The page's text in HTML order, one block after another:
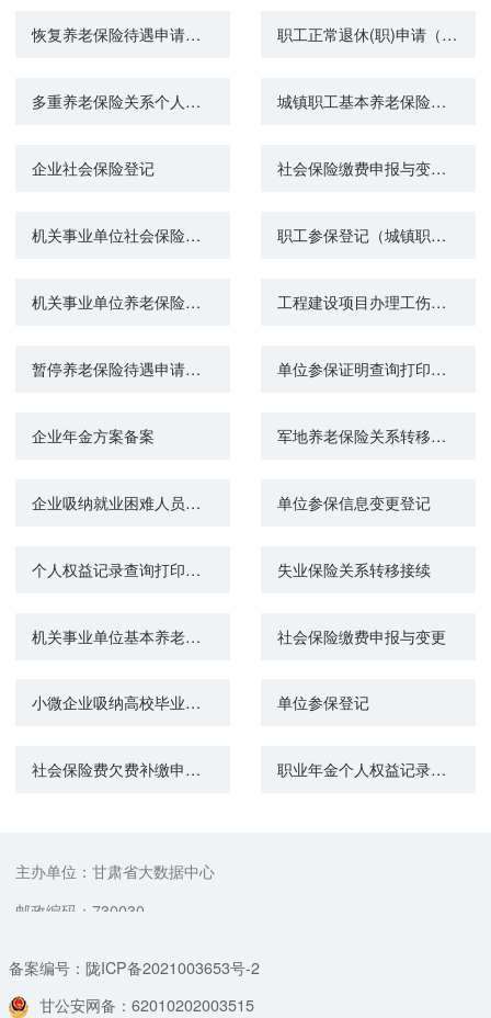
恢复养老保险待遇申请（机关事业单位养老保险） 职工正常退休(职)申请（机关事业单位养老保险）
多重养老保险关系个人账户退费（城镇企业职工基本养老保险） 城镇职工基本养老保险与城乡居民基本养老保险制度衔接申请
企业社会保险登记 社会保险缴费申报与变更（机关事业单位养老保险）
机关事业单位社会保险登记 职工参保登记（城镇职工基本养老保险）
机关事业单位养老保险关系转移接续申请 工程建设项目办理工伤保险参保登记
暂停养老保险待遇申请（机关事业单位养老保险） 单位参保证明查询打印（ 机关事业单位养老保险 ）
企业年金方案备案 军地养老保险关系转移接续申请（机关事业单位养老保险）
企业吸纳就业困难人员社会保险补贴 单位参保信息变更登记
个人权益记录查询打印（机关事业单位养老保险） 失业保险关系转移接续
机关事业单位基本养老保险与城镇企业职工基本养老保险互转申请 社会保险缴费申报与变更
小微企业吸纳高校毕业生社会保险补贴申领 单位参保登记
社会保险费欠费补缴申报（城镇企业职工基本养老保险） 职业年金个人权益记录单查询打印
主办单位：甘肃省大数据中心
邮政编码：730030
备案编号：陇ICP备2021003653号-2
甘公安网备：62010202003515